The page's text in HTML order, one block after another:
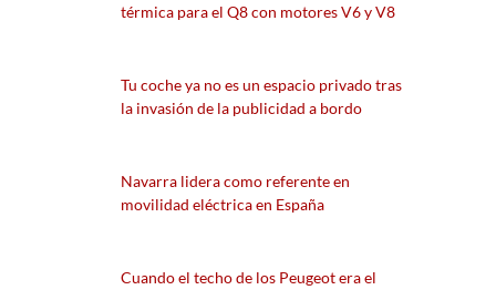
térmica para el Q8 con motores V6 y V8
Tu coche ya no es un espacio privado tras
la invasión de la publicidad a bordo
Navarra lidera como referente en
movilidad eléctrica en España
Cuando el techo de los Peugeot era el